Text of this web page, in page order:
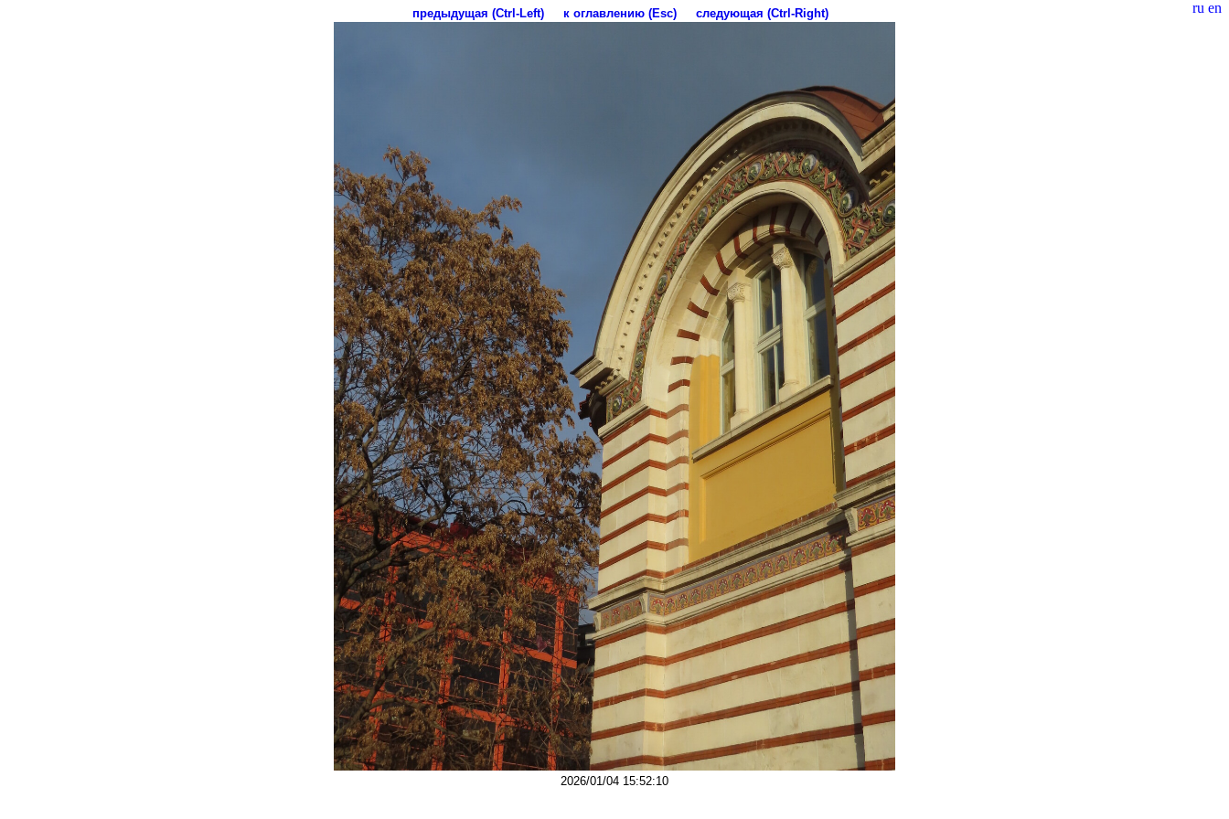
ru en
предыдущая (Ctrl-Left) к оглавлению (Esc) следующая (Ctrl-Right)
2026/01/04 15:52:10